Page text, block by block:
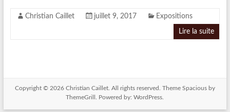
Christian Caillet juillet 9, 2017 Expositions
Lire la suite
Copyright © 2026 Christian Caillet. All rights reserved. Theme Spaciousby
ThemeGrill. Powered by:WordPress